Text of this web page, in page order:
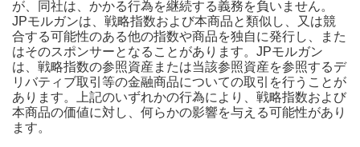
が、同社は、かかる行為を継続する義務を負いません。
JPモルガンは、戦略指数および本商品と類似し、又は競
合する可能性のある他の指数や商品を独自に発行し、また
はそのスポンサーとなることがあります。JPモルガン
は、戦略指数の参照資産または当該参照資産を参照するデ
リバティブ取引等の金融商品についての取引を行うことが
あります。上記のいずれかの行為により、戦略指数および
本商品の価値に対し、何らかの影響を与える可能性があり
ます。